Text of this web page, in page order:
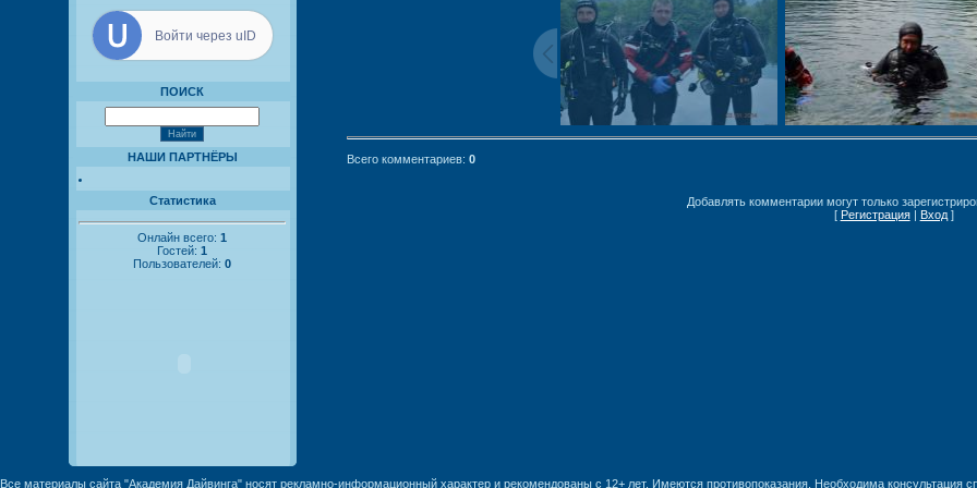
Войти через uID
ПОИСК
НАШИ ПАРТНЁРЫ
Статистика
Онлайн всего: 1
Гостей: 1
Пользователей: 0
Всего комментариев: 0
Добавлять комментарии могут только
[ Регистрация| Вход]
Все материалы сайта "Академия Дайвинга" носят рекламно-информационный характер и рекомендованы с 12+ лет. Имеются противопоказания. Необходима консультация